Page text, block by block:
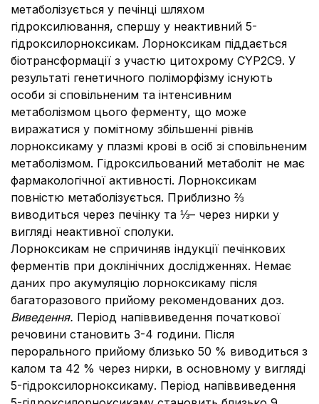
метаболізується у печінці шляхом
гідроксилювання, спершу у неактивний 5-
гідроксилорноксикам. Лорноксикам піддається
біотрансформації з участю цитохрому CYP2С9. У
результаті генетичного поліморфізму існують
особи зі сповільненим та інтенсивним
метаболізмом цього ферменту, що може
виражатися у помітному збільшенні рівнів
лорноксикаму у плазмі крові в осіб зі сповільненим
метаболізмом. Гідроксильований метаболіт не має
фармакологічної активності. Лорноксикам
повністю метаболізується. Приблизно ⅔
виводиться через печінку та ⅓– через нирки у
вигляді неактивної сполуки.
Лорноксикам не спричиняв індукції печінкових
ферментів при доклінічних дослідженнях. Немає
даних про акумуляцію лорноксикаму після
багаторазового прийому рекомендованих доз.
Виведення. Період напіввиведення початкової
речовини становить 3-4 години. Після
перорального прийому близько 50 % виводиться з
калом та 42 % через нирки, в основному у вигляді
5-гідроксилорноксикаму. Період напіввиведення